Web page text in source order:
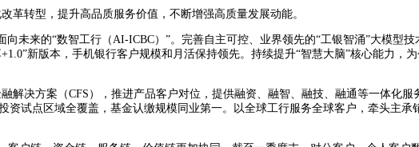
转型，提升高品质服务价值，不断增强高质量发展动能。
向未来的“数智工行（AI-ICBC）”。完善自主可控、业界领先的“工银智涌”大模型技
新版本，手机银行客户规模和月活保持领先。持续提升“智慧大脑”核心能力，
解决方案（CFS），推进产品客户对位，提供融资、融智、融技、融通等一体化服
试点区域全覆盖，基金认缴规模同业第一。以全球工行服务全球客户，牵头主承